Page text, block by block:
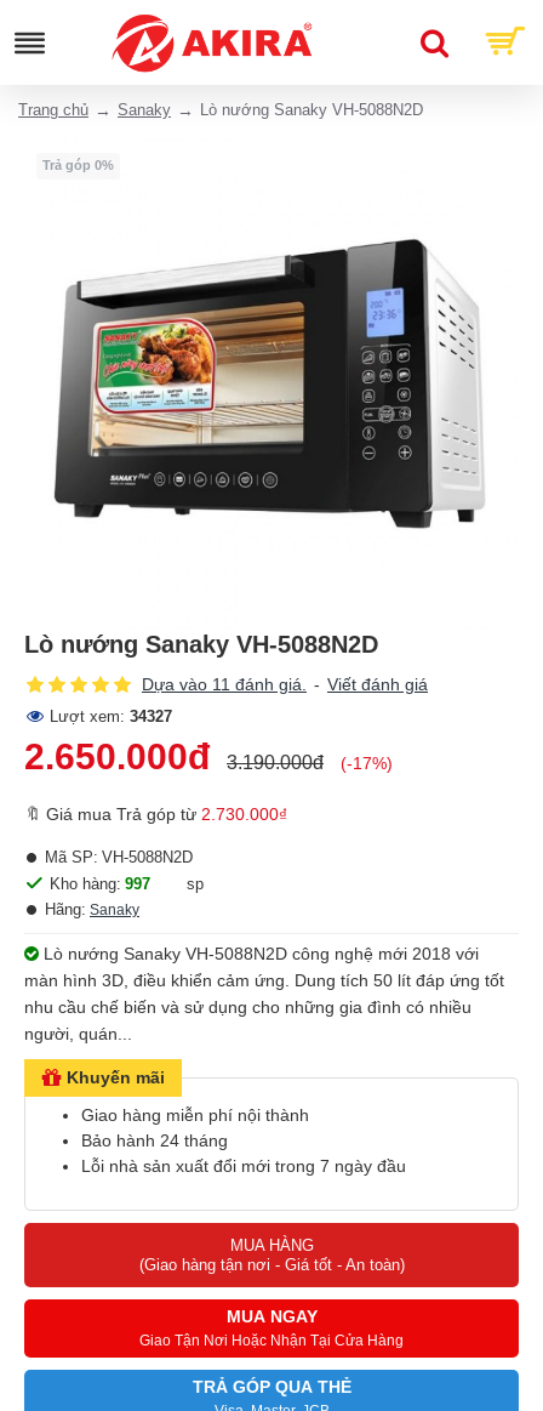
Trang chủ Sanaky Lò nướng Sanaky VH-5088N2D
Trả góp 0%
Lò nướng Sanaky VH-5088N2D
Dựa vào 11 đánh giá. - Viết đánh giá
Lượt xem: 34327
2.650.000đ 3.190.000đ (-17%)
🔖 Giá mua Trả góp từ 2.730.000₫
Kho hàng: 997
sp
Hãng: Sanaky
Mã SP: VH-5088N2D
Lò nướng Sanaky VH-5088N2D công nghệ mới 2018 với
màn hình 3D, điều khiển cảm ứng. Dung tích 50 lít đáp ứng tốt
nhu cầu chế biến và sử dụng cho những gia đình có nhiều
người, quán...
Khuyến mãi
Giao hàng miễn phí nội thành
Bảo hành 24 tháng
Lỗi nhà sản xuất đổi mới trong 7 ngày đầu
MUA HÀNG
(Giao hàng tận nơi - Giá tốt - An toàn)
MUA NGAY
Giao Tận Nơi Hoặc Nhận Tại Cửa Hàng
TRẢ GÓP QUA THẺ